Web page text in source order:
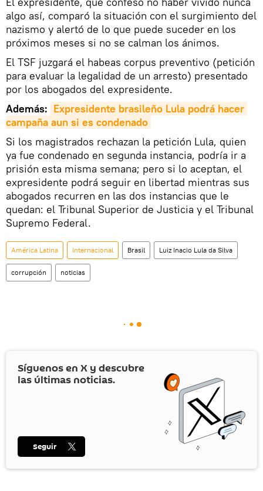
algo así, comparó la situación con el surgimiento del
nazismo y alertó de lo que puede suceder en los
próximos meses si no se calman los ánimos.
El TSF juzgará el habeas corpus preventivo (petición
para evaluar la legalidad de un arresto) presentado
por los abogados del expresidente.
Además: Expresidente brasileño Lula podrá hacer
campaña aun si es condenado
Si los magistrados rechazan la petición Lula, quien
ya fue condenado en segunda instancia, podría ir a
prisión esta misma semana; pero si lo aceptan, el
expresidente podrá seguir en libertad mientras sus
abogados recurren en las dos instancias que le
quedan: el Tribunal Superior de Justicia y el Tribunal
Supremo Federal.
América Latina Internacional Brasil Luiz Inacio Lula da Silva
corrupción noticias
Síguenos en X y descubre
las últimas noticias.
Seguir